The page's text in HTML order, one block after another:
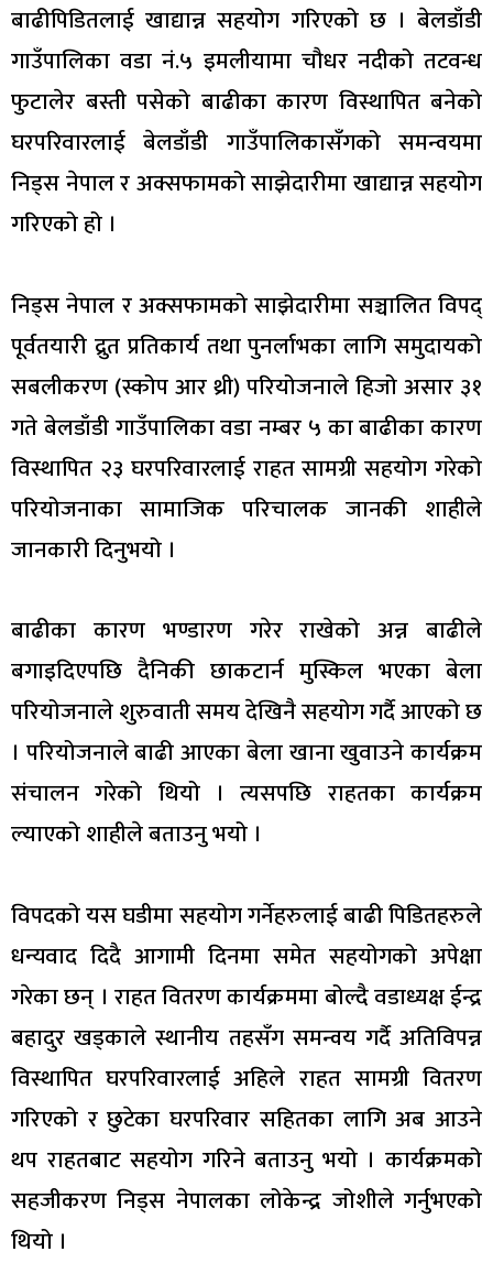
बाढीपिडितलाई खाद्यान्न सहयोग गरिएको छ । बेलडाँडी
गाउँपालिका वडा नं.५ इमलीयामा चौधर नदीको तटवन्ध
फुटालेर बस्ती पसेको बाढीका कारण विस्थापित बनेको
घरपरिवारलाई बेलडाँडी गाउँपालिकासँगको समन्वयमा
निड्स नेपाल र अक्सफामको साझेदारीमा खाद्यान्न सहयोग
गरिएको हो ।
निड्स नेपाल र अक्सफामको साझेदारीमा सञ्चालित विपद्
पूर्वतयारी द्रुत प्रतिकार्य तथा पुनर्लाभका लागि समुदायको
सबलीकरण (स्कोप आर थ्री) परियोजनाले हिजो असार ३१
गते बेलडाँडी गाउँपालिका वडा नम्बर ५ का बाढीका कारण
विस्थापित २३ घरपरिवारलाई राहत सामग्री सहयोग गरेको
परियोजनाका सामाजिक परिचालक जानकी शाहीले
जानकारी दिनुभयो ।
बाढीका कारण भण्डारण गरेर राखेको अन्न बाढीले
बगाइदिएपछि दैनिकी छाकटार्न मुस्किल भएका बेला
परियोजनाले शुरुवाती समय देखिनै सहयोग गर्दै आएको छ
। परियोजनाले बाढी आएका बेला खाना खुवाउने कार्यक्रम
संचालन गरेको थियो । त्यसपछि राहतका कार्यक्रम
ल्याएको शाहीले बताउनु भयो ।
विपदको यस घडीमा सहयोग गर्नेहरुलाई बाढी पिडितहरुले
धन्यवाद दिदै आगामी दिनमा समेत सहयोगको अपेक्षा
गरेका छन् । राहत वितरण कार्यक्रममा बोल्दै वडाध्यक्ष ईन्द्र
बहादुर खड्काले स्थानीय तहसँग समन्वय गर्दै अतिविपन्न
विस्थापित घरपरिवारलाई अहिले राहत सामग्री वितरण
गरिएको र छुटेका घरपरिवार सहितका लागि अब आउने
थप राहतबाट सहयोग गरिने बताउनु भयो । कार्यक्रमको
सहजीकरण निड्स नेपालका लोकेन्द्र जोशीले गर्नुभएको
थियो ।